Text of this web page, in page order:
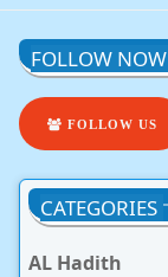
FOLLOW NOW
FOLLOW US
CATEGORIES
AL Hadith